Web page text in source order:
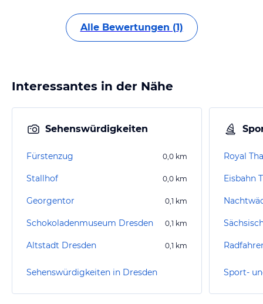
Alle Bewertungen (1)
Interessantes in der Nähe
Sehenswürdigkeiten
Fürstenzug 0,0 km
Stallhof 0,0 km
Georgentor 0,1 km
Schokoladenmuseum Dresden 0,1 km
Altstadt Dresden 0,1 km
Sehenswürdigkeiten in Dresden
Royal